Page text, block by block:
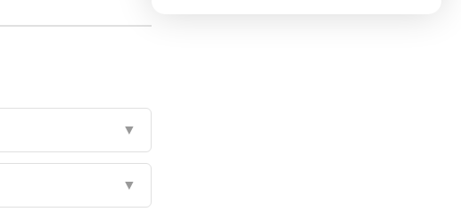
▼
▼